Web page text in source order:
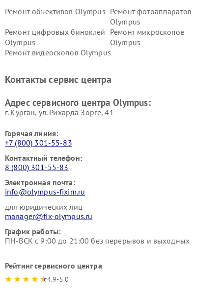
Ремонт объективов Olympus Ремонт фотоаппаратов
Olympus
Ремонт цифровых биноклей
Olympus
Ремонт микроскопов
Olympus
Ремонт видеоскопов Olympus
Контакты сервис центра
Адрес сервисного центра Olympus:
г. Курган, ул. Рихарда Зорге, 41
Горячая линия:
+7 (800) 301-55-83
Контактный телефон:
8 (800) 301-55-83
Электронная почта:
info@olympus-fixim.ru
для юридических лиц
manager@fix-olympus.ru
График работы:
ПН-ВСК с 9:00 до 21:00 без перерывов и выходных
Рейтинг сервисного центра
4.9-5.0